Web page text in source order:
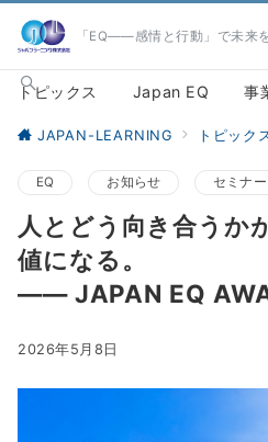
「EQ――感情と行動」で未来
トピックス Japan EQ 事
JAPAN-LEARNING トピック
EQ お知らせ セミナー
人とどう向き合うか
値になる。
―― JAPAN EQ
2026年5月8日